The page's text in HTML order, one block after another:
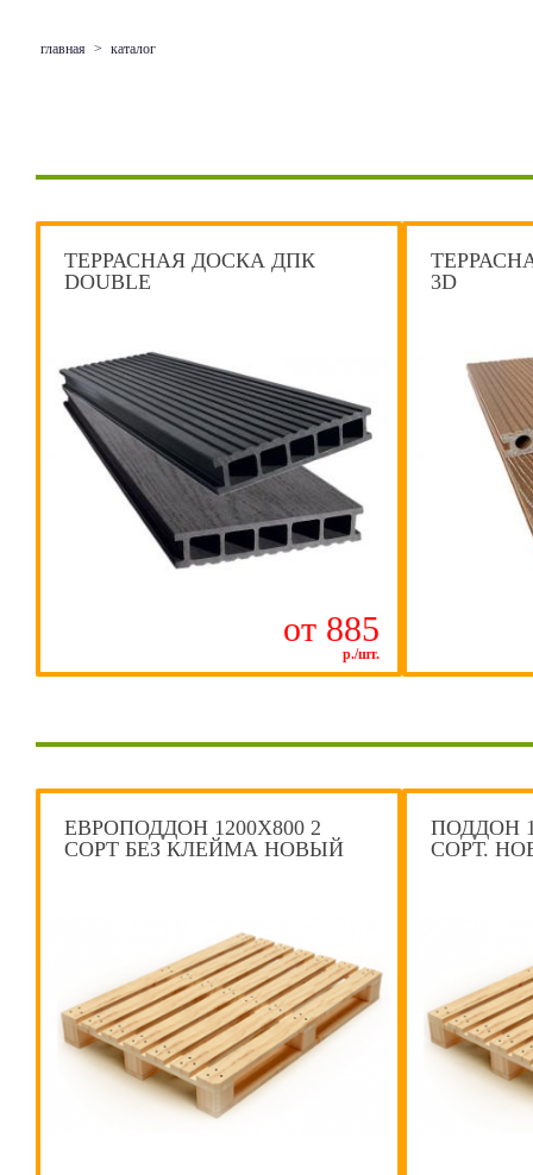
главная > каталог
ТЕРРАСНАЯ ДОСКА ДПК
DOUBLE
от 885
р./шт.
3D
ЕВРОПОДДОН 1200Х800 2
СОРТ БЕЗ КЛЕЙМА НОВЫЙ
ПОДДОН
СОРТ.